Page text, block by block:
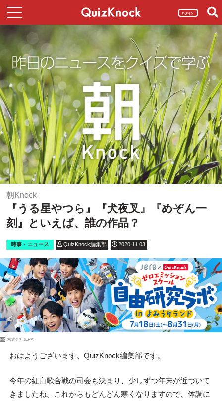
ログイン
朝Knock
『うる星やつら』『犬夜叉』『めぞん一
刻』といえば、誰の作品？
時事・ニュース QuizKnock編集部 2020.11.03
PR 株式会社JERA
おはようございます。QuizKnock編集部です。
今年の紅白歌合戦の司会も決まり、少しずつ年末が近づいて
きましたね。これからもどんどん寒くなりますので、体調に